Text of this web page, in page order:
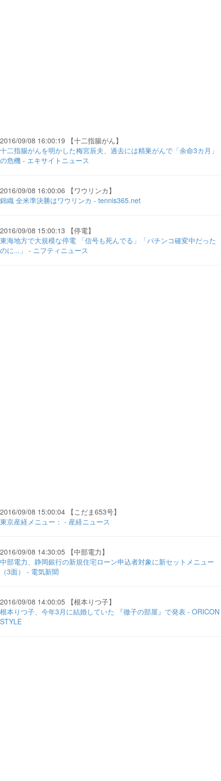
2016/09/08 16:00:19 【十二指腸がん】
十二指腸がんを明かした梅宮辰夫、過去には精巣がんで「余命3カ月」
の危機 - エキサイトニュース
2016/09/08 16:00:06 【ワウリンカ】
錦織 全米準決勝はワウリンカ - tennis365.net
2016/09/08 15:00:13 【停電】
東海地方で大規模な停電 「信号も死んでる」「パチンコ確変中だった
のに...」 - ニフティニュース
2016/09/08 15:00:04 【こだま653号】
東京産経メニュー： - 産経ニュース
2016/09/08 14:30:05 【中部電力】
中部電力、静岡銀行の新規住宅ローン申込者対象に新セットメニュー
（3面） - 電気新聞
2016/09/08 14:00:05 【根本りつ子】
根本りつ子、今年3月に結婚していた 『徹子の部屋』で発表 - ORICON
STYLE